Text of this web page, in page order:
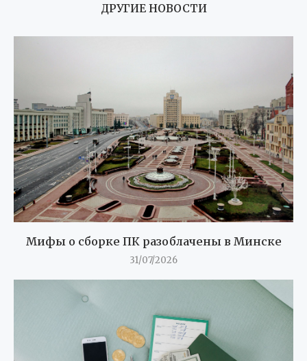
ДРУГИЕ НОВОСТИ
Мифы о сборке ПК разоблачены в Минске
31/07/2026